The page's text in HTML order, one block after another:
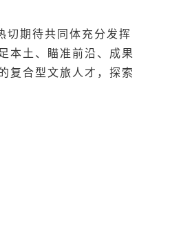
切期待共同体充分发挥
本土、瞄准前沿、成果
复合型文旅人才，探索